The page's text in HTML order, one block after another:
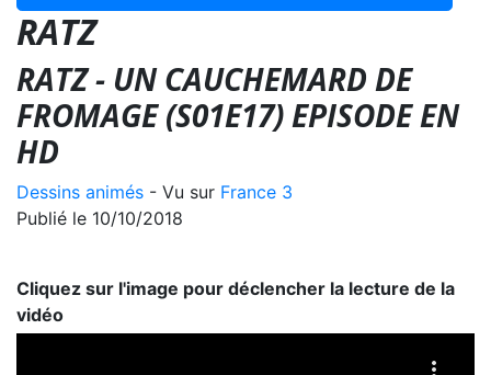
RATZ
RATZ - UN CAUCHEMARD DE
FROMAGE (S01E17) EPISODE EN
HD
Dessins animés - Vu sur France 3
Publié le 10/10/2018
Cliquez sur l'image pour déclencher la lecture de la
vidéo